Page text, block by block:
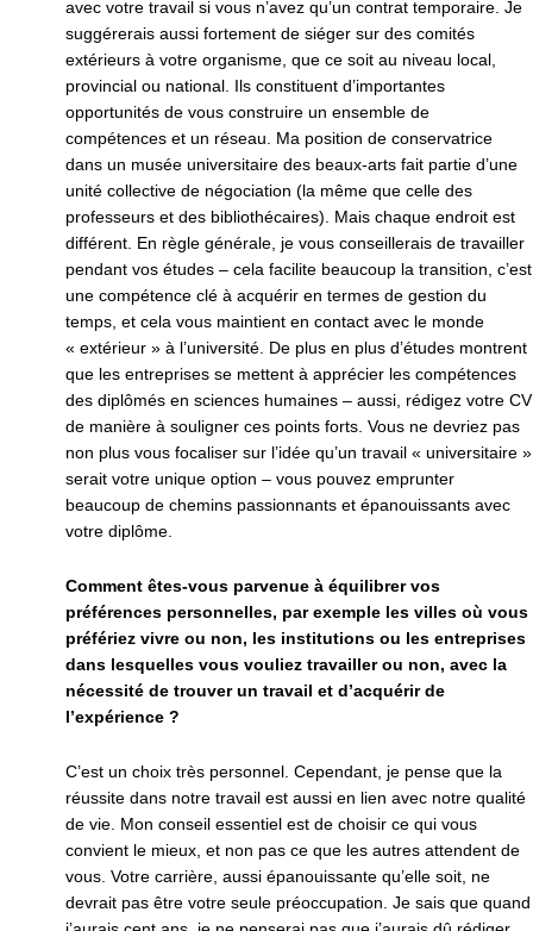
avec votre travail si vous n’avez qu’un contrat temporaire. Je
suggérerais aussi fortement de siéger sur des comités
extérieurs à votre organisme, que ce soit au niveau local,
provincial ou national. Ils constituent d’importantes
opportunités de vous construire un ensemble de
compétences et un réseau. Ma position de conservatrice
dans un musée universitaire des beaux-arts fait partie d’une
unité collective de négociation (la même que celle des
professeurs et des bibliothécaires). Mais chaque endroit est
différent. En règle générale, je vous conseillerais de travailler
pendant vos études – cela facilite beaucoup la transition, c’est
une compétence clé à acquérir en termes de gestion du
temps, et cela vous maintient en contact avec le monde
« extérieur » à l’université. De plus en plus d’études montrent
que les entreprises se mettent à apprécier les compétences
des diplômés en sciences humaines – aussi, rédigez votre CV
de manière à souligner ces points forts. Vous ne devriez pas
non plus vous focaliser sur l’idée qu’un travail « universitaire »
serait votre unique option – vous pouvez emprunter
beaucoup de chemins passionnants et épanouissants avec
votre diplôme.
Comment êtes-vous parvenue à équilibrer vos
préférences personnelles, par exemple les villes où vous
préfériez vivre ou non, les institutions ou les entreprises
dans lesquelles vous vouliez travailler ou non, avec la
nécessité de trouver un travail et d’acquérir de
l’expérience ?
C’est un choix très personnel. Cependant, je pense que la
réussite dans notre travail est aussi en lien avec notre qualité
de vie. Mon conseil essentiel est de choisir ce qui vous
convient le mieux, et non pas ce que les autres attendent de
vous. Votre carrière, aussi épanouissante qu’elle soit, ne
devrait pas être votre seule préoccupation. Je sais que quand